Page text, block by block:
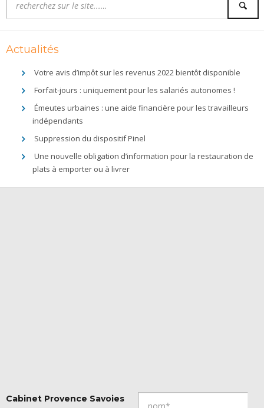
Actualités
Votre avis d’impôt sur les revenus 2022 bientôt disponible
Forfait-jours : uniquement pour les salariés autonomes !
Émeutes urbaines : une aide financière pour les travailleurs
indépendants
Suppression du dispositif Pinel
Une nouvelle obligation d’information pour la restauration de
plats à emporter ou à livrer
Cabinet Provence Savoies